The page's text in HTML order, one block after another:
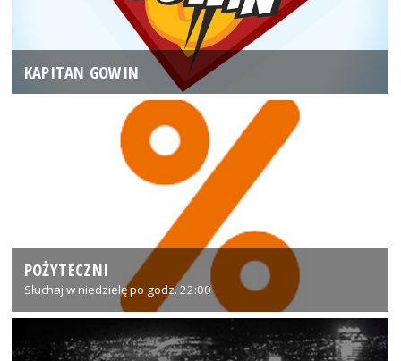
KAPITAN GOWIN
POŻYTECZNI
Słuchaj w niedzielę po godz. 22:00